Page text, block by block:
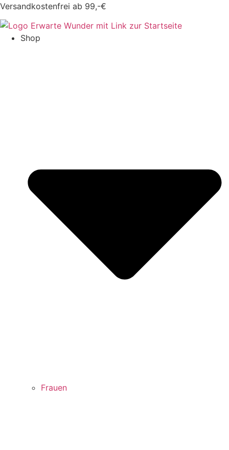
Zum
Inhalt
springen
Versandkostenfrei ab 99,-€
Shop
Frauen